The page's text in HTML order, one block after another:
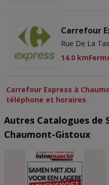
Carrefour
Rue De La
14.0 km
Carrefour Express à
téléphone et horaires
Autres Catalogues de
Chaumont-Gistoux